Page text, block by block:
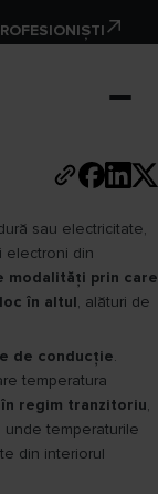
sau electricitate,
electroni din
modalități prin care
în altul, alături de
de conducție.
temperatura
regim tranzitoriu,
temperaturile
din interiorul